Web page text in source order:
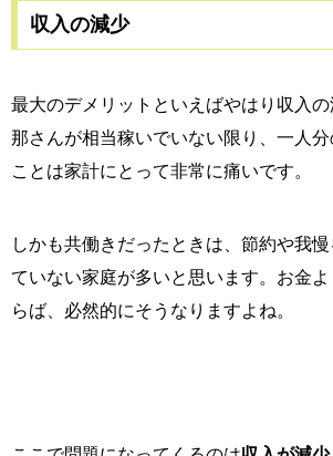
収入の減少
最大のデメリットといえばやはり収入
那さんが相当稼いでいない限り、一人
ことは家計にとって非常に痛いです。
しかも共働きだったときは、節約や我
ていない家庭が多いと思います。お金
らば、必然的にそうなりますよね。